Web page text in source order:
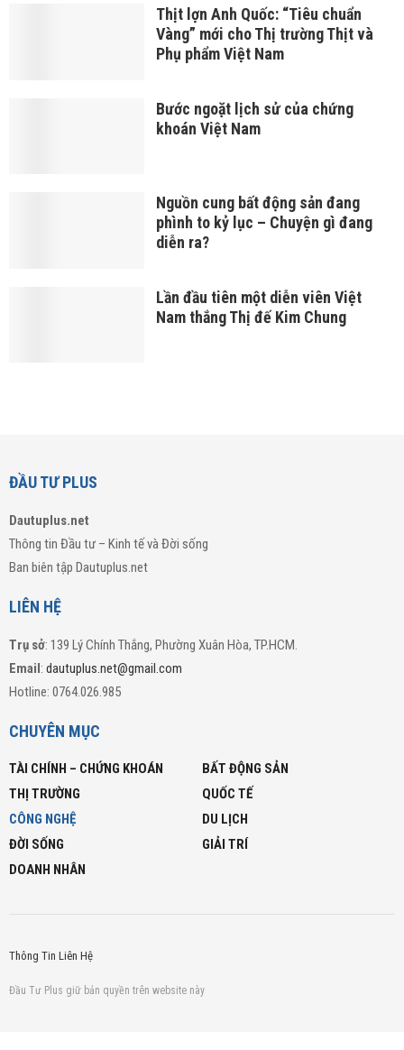
Thịt lợn Anh Quốc: “Tiêu chuẩn
Vàng” mới cho Thị trường Thịt và
Phụ phẩm Việt Nam
Bước ngoặt lịch sử của chứng
khoán Việt Nam
Nguồn cung bất động sản đang
phình to kỷ lục – Chuyện gì đang
diễn ra?
Lần đầu tiên một diễn viên Việt
Nam thắng Thị đế Kim Chung
ĐẦU TƯ PLUS
Dautuplus.net
Thông tin Đầu tư – Kinh tế và Đời sống
Ban biên tập Dautuplus.net
LIÊN HỆ
Trụ sở: 139 Lý Chính Thắng, Phường Xuân Hòa, TP.HCM.
Email : dautuplus.net@gmail.com
Hotline: 0764.026.985
CHUYÊN MỤC
TÀI CHÍNH – CHỨNG KHOÁN
BẤT ĐỘNG SẢN
THỊ TRƯỜNG
QUỐC TẾ
CÔNG NGHỆ
DU LỊCH
ĐỜI SỐNG
GIẢI TRÍ
DOANH NHÂN
Thông Tin Liên Hệ
Đầu Tư Plus giữ bản quyền trên website này